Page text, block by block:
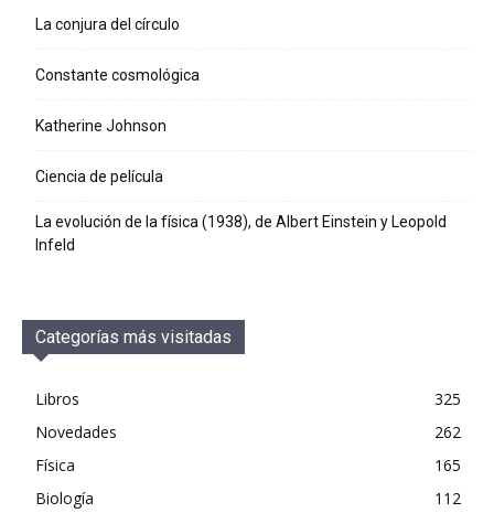
La conjura del círculo
Constante cosmológica
Katherine Johnson
Ciencia de película
La evolución de la física (1938), de Albert Einstein y Leopold
Infeld
Categorías más visitadas
Libros
325
Novedades
262
Física
165
Biología
112